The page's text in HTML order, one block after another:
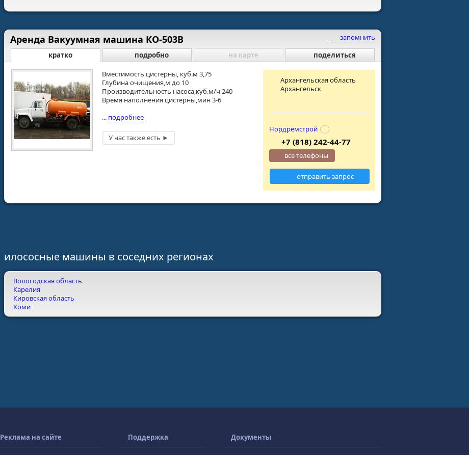
запомнить
Аренда Вакуумная машина КО-503В
кратко подробно на карте поделиться
Вместимость цистерны, куб.м 3,75
Глубина очищения,м до 10
Производительность насоса,куб.м/ч 240
Время наполнения цистерны,мин 3-6
... подробнее
Архангельская область
Архангельск
Нордремстрой
+7 (818) 242-44-77
все телефоны
отправить запрос
илососные машины в соседних регионах
Вологодская область
Карелия
Кировская область
Коми
Реклама на сайте Поддержка Документы